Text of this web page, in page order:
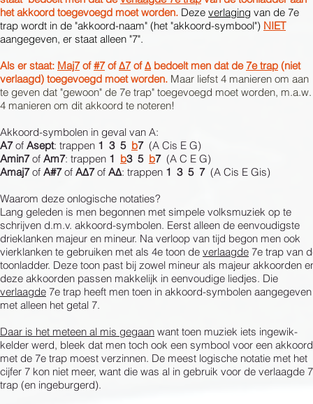
het akkoord toegevoegd moet worden. Deze verlaging van de 7e
trap wordt in de "akkoord-naam" (het "akkoord-symbool") NIET
aangegeven, er staat alleen "7".
Als er staat: Maj7of#7ofΔ7ofΔ bedoelt men dat de7e trap (niet
verlaagd) toegevoegd moet worden. Maar liefst 4 manieren om aan
te geven dat "gewoon" de 7e trap" toegevoegd moet worden, m.a.w.
4 manieren om dit akkoord te noteren!
Akkoord-symbolen in geval van A:
A7of Asept: trappen 1 3 5 b7(A Cis E G)
Amin7of Am7: trappen 1 b3 5 b7(A C E G)
Amaj7of A#7of AΔ7of AΔ: trappen 1 3 5 7(A Cis E Gis)
Waarom deze onlogische notaties?
Lang geleden is men begonnen met simpele volksmuziek op te
schrijven d.m.v. akkoord-symbolen. Eerst alleen de eenvoudigste
drieklanken majeur en mineur. Na verloop van tijd begon men ook
vierklanken te gebruiken met als 4e toon de verlaagde 7e trap van
toonladder. Deze toon past bij zowel mineur als majeur akkoorden
deze akkoorden passen makkelijk in eenvoudige liedjes. Die
verlaagde 7e trap heeft men toen in akkoord-symbolen aangegeven
met alleen het getal 7.
Daar is het meteen al mis gegaan want toen muziek iets ingewik-
kelder werd, bleek dat men toch ook een symbool voor een akkoord
met de 7e trap moest verzinnen. De meest logische notatie met het
cijfer 7 kon niet meer, want die was al in gebruik voor de verlaagde
trap (en ingeburgerd).